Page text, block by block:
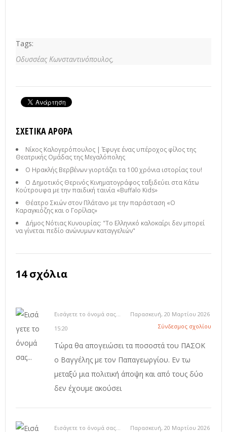
Tags:
Οδυσσέας Κωνσταντινόπουλος,
ΣΧΕΤΙΚΆ ΆΡΘΡΑ
Νίκος Καλογερόπουλος | Έφυγε ένας υπέροχος φίλος της
Θεατρικής Ομάδας της Μεγαλόπολης
Ο Ηρακλής Βερβένων γιορτάζει τα 100 χρόνια ιστορίας του!
Ο Δημοτικός Θερινός Κινηματογράφος ταξιδεύει στα Κάτω
Κούτρουφα με την παιδική ταινία «Buffalo Kids»
Θέατρο Σκιών στον Πλάτανο με την παράσταση «Ο
Καραγκιόζης και ο Γορίλας»
Δήμος Νότιας Κυνουρίας: "Το Ελληνικό καλοκαίρι δεν μπορεί
να γίνεται πεδίο ανώνυμων καταγγελιών"
14 σχόλια
Εισάγετε το όνομά σας...
Παρασκευή, 20 Μαρτίου 2026
15:20
Σύνδεσμος σχολίου
Τώρα θα απογειώσει τα ποσοστά του ΠΑΣΟΚ
ο Βαγγέλης με τον Παπαγεωργίου. Εν τω
μεταξύ μια πολιτική άποψη και από τους δύο
δεν έχουμε ακούσει
Εισάγετε το όνομά σας...
Παρασκευή, 20 Μαρτίου 2026